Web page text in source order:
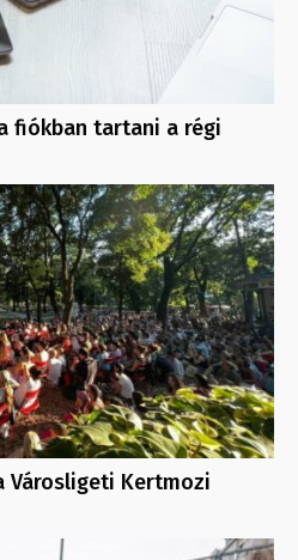
fiókban tartani a régi
Városligeti Kertmozi